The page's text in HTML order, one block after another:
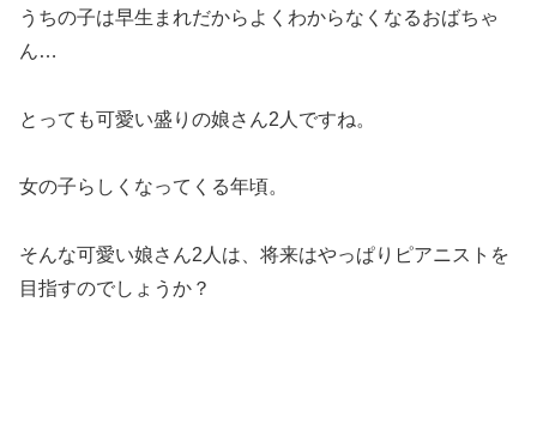
うちの子は早生まれだからよくわからなくなるおばちゃ
ん…
とっても可愛い盛りの娘さん2人ですね。
女の子らしくなってくる年頃。
そんな可愛い娘さん2人は、将来はやっぱりピアニストを
目指すのでしょうか？